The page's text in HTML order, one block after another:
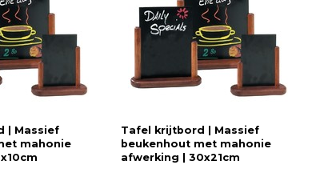
| Massief
mahonie
Tafel krijtbord | Massief
beukenhout met mahonie
afwerking | 30x21cm